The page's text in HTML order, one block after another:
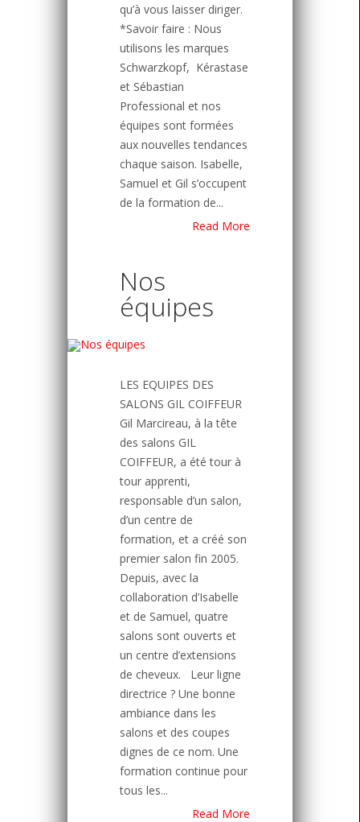
qu’à vous laisser diriger.
*Savoir faire : Nous
utilisons les marques
Schwarzkopf, Kérastase
et Sébastian
Professional et nos
équipes sont formées
aux nouvelles tendances
chaque saison. Isabelle,
Samuel et Gil s’occupent
de la formation de...
Read More
Nos
équipes
LES EQUIPES DES
SALONS GIL COIFFEUR
Gil Marcireau, à la tête
des salons GIL
COIFFEUR, a été tour à
tour apprenti,
responsable d’un salon,
d’un centre de
formation, et a créé son
premier salon fin 2005.
Depuis, avec la
collaboration d’Isabelle
et de Samuel, quatre
salons sont ouverts et
un centre d’extensions
de cheveux. Leur ligne
directrice ? Une bonne
ambiance dans les
salons et des coupes
dignes de ce nom. Une
formation continue pour
tous les...
Read More